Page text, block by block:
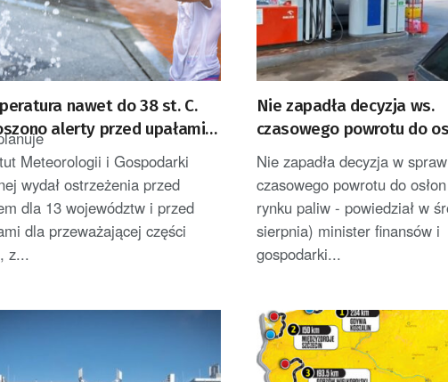
nawet do 38 st. C.
alerty przed upałami i
Meteorologii i Gospodarki
wydał ostrzeżenia przed
dla 13 województw i przed
dla przeważającej części
z...
Nie zapadła decyzja ws.
czasowego powrotu do
rynku paliw
Nie zapadła decyzja w
czasowego powrotu do
rynku paliw - powiedział w
sierpnia) minister finansów i
gospodarki...